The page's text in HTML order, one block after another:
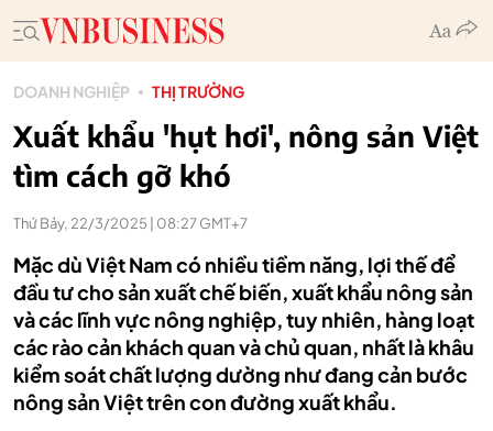
DOANH NGHIỆP THỊ TRƯỜNG
Xuất khẩu 'hụt hơi', nông sản Việt
tìm cách gỡ khó
Thứ Bảy, 22/3/2025 | 08:27 GMT+7
Mặc dù Việt Nam có nhiều tiềm năng, lợi thế để
đầu tư cho sản xuất chế biến, xuất khẩu nông sản
và các lĩnh vực nông nghiệp, tuy nhiên, hàng loạt
các rào cản khách quan và chủ quan, nhất là khâu
kiểm soát chất lượng dường như đang cản bước
nông sản Việt trên con đường xuất khẩu.